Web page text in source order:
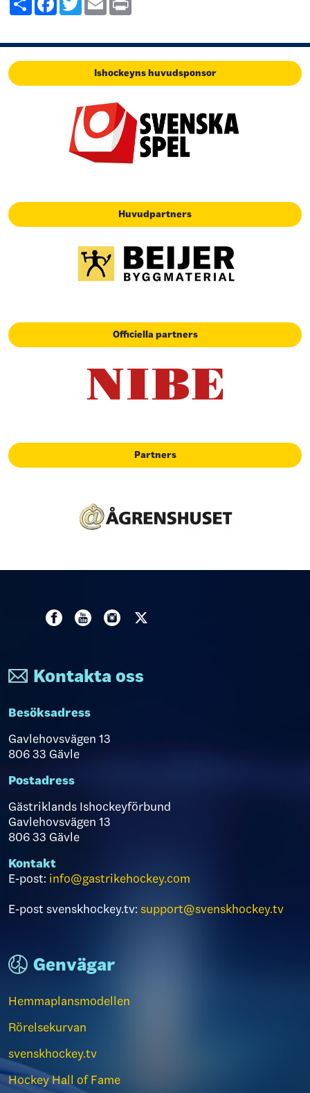
Ishockeyns huvudsponsor
Huvudpartners
Officiella partners
Partners
Kontakta oss
Besöksadress
Gavlehovsvägen 13
806 33 Gävle
Postadress
Gästriklands Ishockeyförbund
Gavlehovsvägen 13
806 33 Gävle
Kontakt
E-post: info@gastrikehockey.com
E-post svenskhockey.tv: support@svenskhockey.tv
Genvägar
Hemmaplansmodellen
Rörelsekurvan
svenskhockey.tv
Hockey Hall of Fame